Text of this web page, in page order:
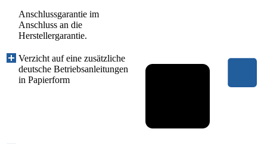
Anschlussgarantie im
Anschluss an die
Herstellergarantie.
Verzicht auf eine zusätzliche
deutsche Betriebsanleitungen
in Papierform